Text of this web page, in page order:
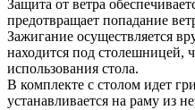
Защита от ветра
предотвращает попадание
Зажигание осуществляется
находится под столешницей,
использования стола.
В комплекте с столом идет
устанавливается на раму из